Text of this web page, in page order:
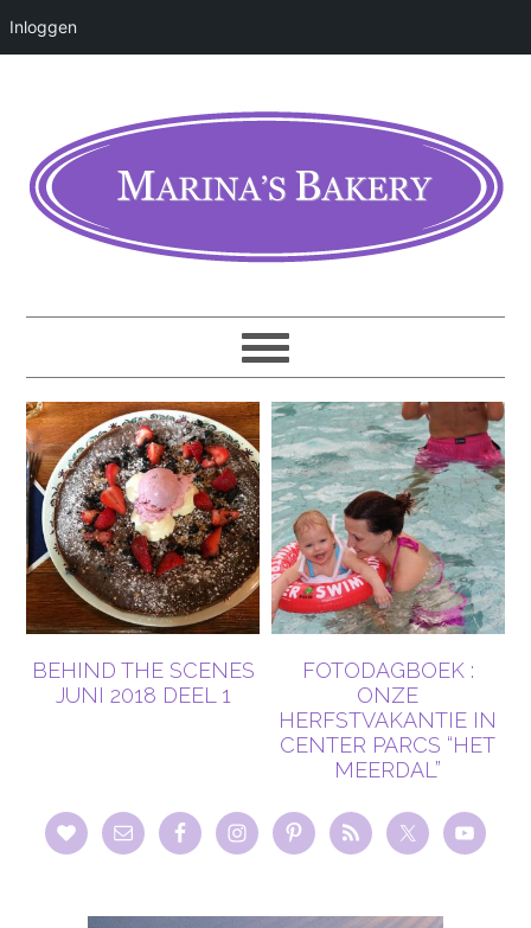
Inloggen
BEHIND THE SCENES
JUNI 2018 DEEL 1
FOTODAGBOEK :
ONZE
HERFSTVAKANTIE IN
CENTER PARCS “HET
MEERDAL”